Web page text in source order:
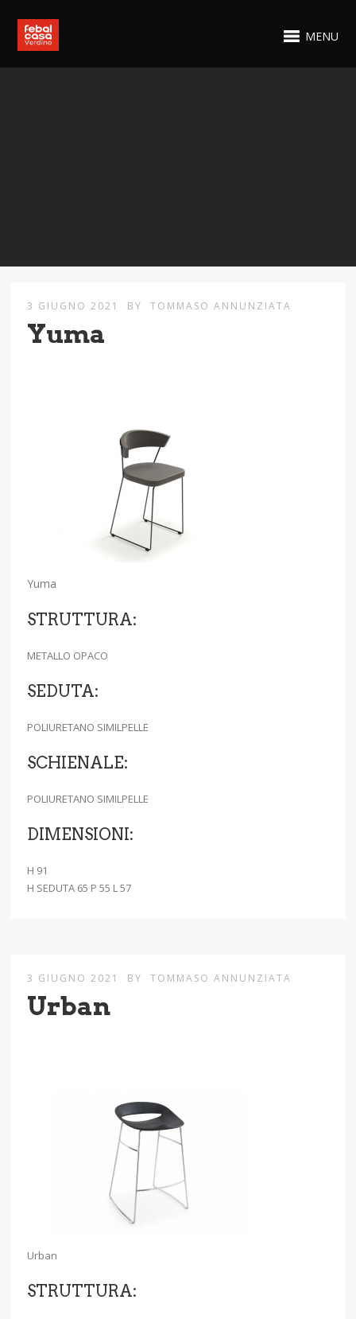
MENU
3 GIUGNO 2021 BY TOMMASO ANNUNZIATA
Yuma
Yuma
STRUTTURA:
METALLO OPACO
SEDUTA:
POLIURETANO SIMILPELLE
SCHIENALE:
POLIURETANO SIMILPELLE
DIMENSIONI:
H 91
H SEDUTA 65 P 55 L 57
3 GIUGNO 2021 BY TOMMASO ANNUNZIATA
Urban
Urban
STRUTTURA: